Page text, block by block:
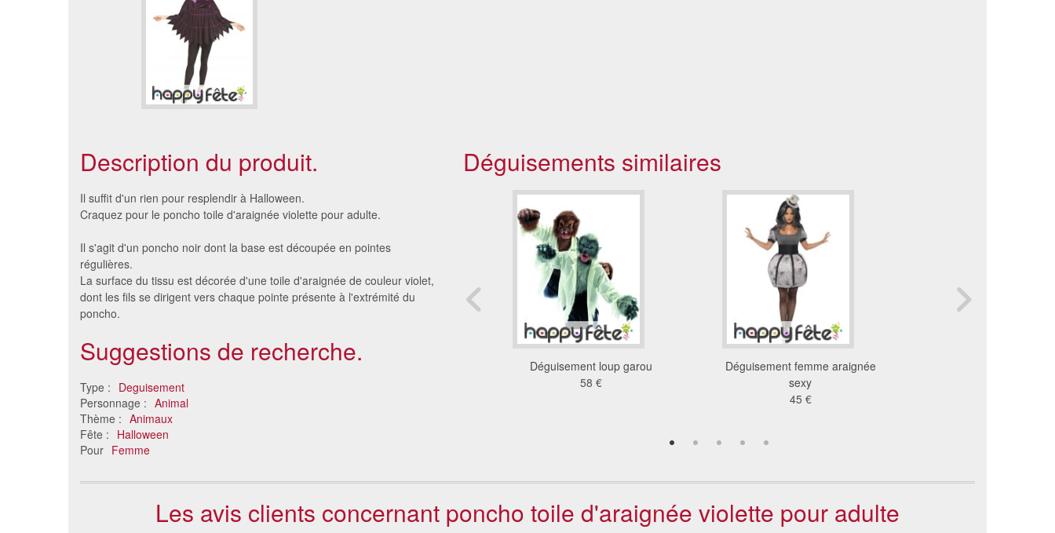
Description du produit.
Il suffit d'un rien pour resplendir à Halloween.
Craquez pour le poncho toile d'araignée violette pour adulte.
Il s'agit d'un poncho noir dont la base est découpée en pointes
régulières.
La surface du tissu est décorée d'une toile d'araignée de couleur violet,
dont les fils se dirigent vers chaque pointe présente à l'extrémité du
poncho.
Suggestions de recherche.
Type : Deguisement
Personnage : Animal
Thème : Animaux
Fête : Halloween
Pour Femme
Déguisements similaires
Set de panthère de luxe
4.18 €
Déguisement mangé par un
Déguisement loup garou
58 €
Déguisement femme araignée
sexy
45 €
Les avis clients concernant poncho toile d'araignée violette pour adulte